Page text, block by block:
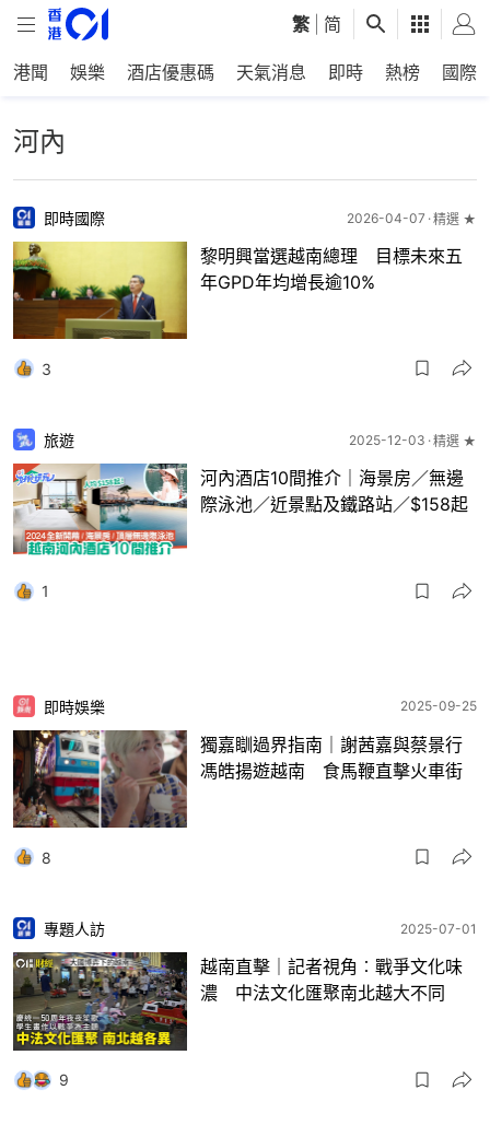
繁 简
港聞 娛樂 酒店優惠碼 天氣消息 即時 熱榜 國際
河內
即時國際 2026-04-07 精選 ★
黎明興當選越南總理 目標未來五
年GPD年均增長逾10%
3
旅遊 2025-12-03 精選 ★
河內酒店10間推介｜海景房／無邊
際泳池／近景點及鐵路站／$158起
1
即時娛樂 2025-09-25
獨嘉瞓過界指南｜謝茜嘉與蔡景行
馮皓揚遊越南 食馬鞭直擊火車街
8
專題人訪 2025-07-01
越南直擊｜記者視角︰戰爭文化味
濃 中法文化匯聚南北越大不同
9